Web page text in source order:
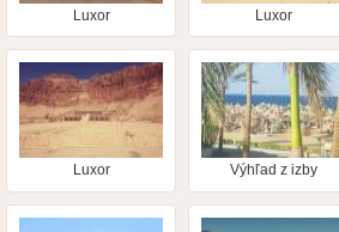
Luxor Luxor
Luxor Výhľad z izby